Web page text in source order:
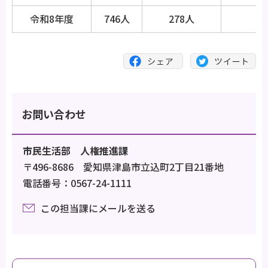
令和8年度
746人 278人
お問い合わせ
市民生活部 人権推進課
〒496-8686 愛知県津島市立込町2丁目21番地
電話番号：0567-24-1111
この担当課にメールを送る